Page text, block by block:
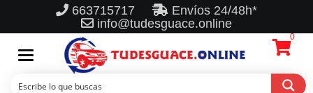
663715717
Envíos 24/48h*
info@tudesguace.online
Toggle
navigation
0